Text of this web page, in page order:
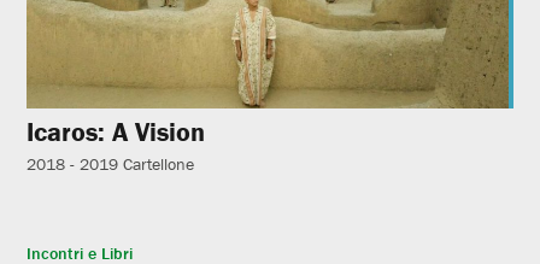
Icaros: A Vision
2018 - 2019 Cartellone
Incontri e Libri